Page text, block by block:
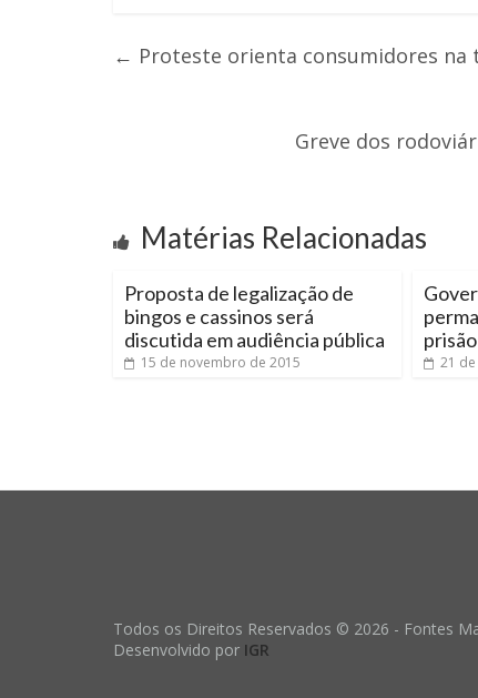
← Proteste orienta consumidores na
Greve dos
Matérias Relacionadas
Proposta de legalização de
bingos e cassinos será
discutida em audiência pública
15 de novembro de 2015
prisão
21
Todos os Direitos Reservados © 2026 - Fontes
Desenvolvido por IGR